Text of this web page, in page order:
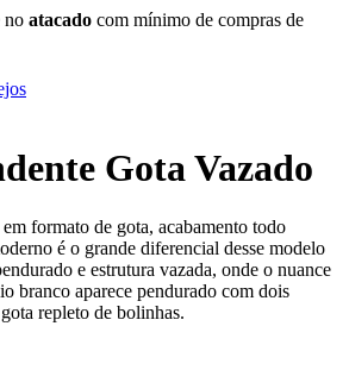
no atacado com mínimo de compras de
Gota Vazado
formato de gota, acabamento todo
é o grande diferencial desse modelo
e estrutura vazada, onde o nuance
branco aparece pendurado com dois
repleto de bolinhas.